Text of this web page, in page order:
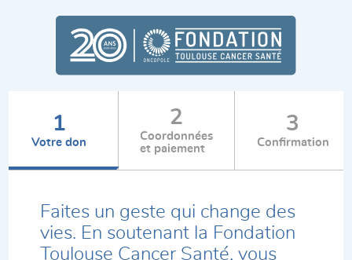
1
Votre don
2
Coordonnées
et paiement
3
Confirmation
Faites un geste qui change des
vies. En soutenant la Fondation
Toulouse Cancer Santé, vous